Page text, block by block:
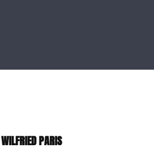
WILFRIED PARIS